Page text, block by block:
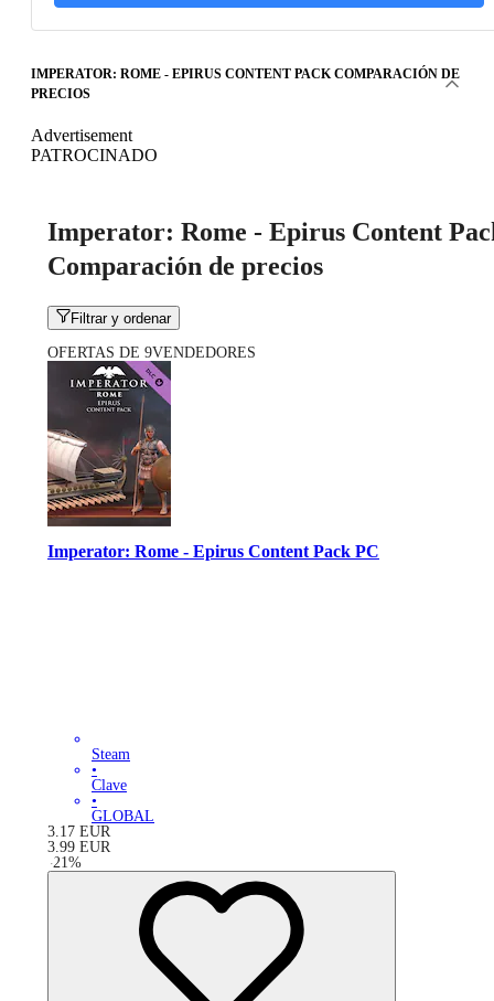
IMPERATOR: ROME - EPIRUS CONTENT PACK COMPARACIÓN DE
PRECIOS
Advertisement
PATROCINADO
Imperator: Rome - Epirus Content
Comparación de precios
Filtrar y ordenar
OFERTAS DE 9VENDEDORES
Imperator: Rome - Epirus Content Pack PC
Steam
•
Clave
•
GLOBAL
3.17 EUR
3.99 EUR
-21 %